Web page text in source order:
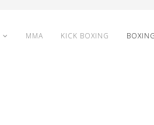
MMA KICK BOXING